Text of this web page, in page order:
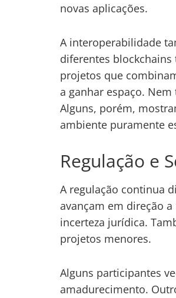
novas aplicações.
A interoperabilidade
diferentes
projetos que
a ganhar espaço.
Alguns, porém,
ambiente puramente
Regulação e
A regulação continua
avançam em direção
incerteza jurídica.
projetos menores.
Alguns participantes
amadurecimento.